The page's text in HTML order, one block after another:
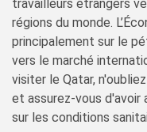
travailleurs étrangers
régions du monde.
principalement sur le
vers le marché
visiter le Qatar,
et assurez-vous d'avoir
sur les conditions